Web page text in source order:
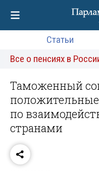
Статьи
Все о пенсиях в
Таможенный
по
странами